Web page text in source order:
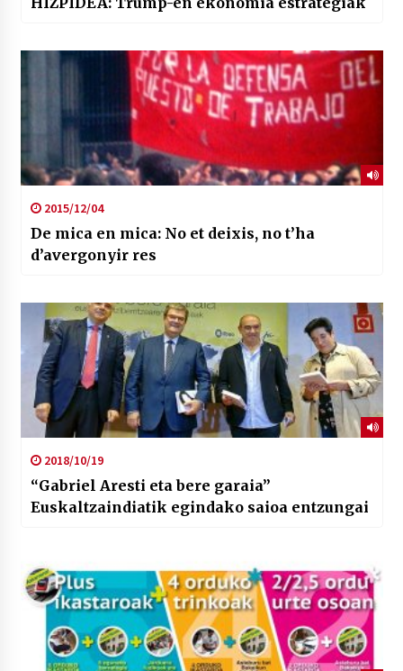
2015/12/04
De mica en mica: No et deixis, no t’ha
d’avergonyir res
2018/10/19
“Gabriel Aresti eta bere garaia”
Euskaltzaindiatik egindako saioa entzungai